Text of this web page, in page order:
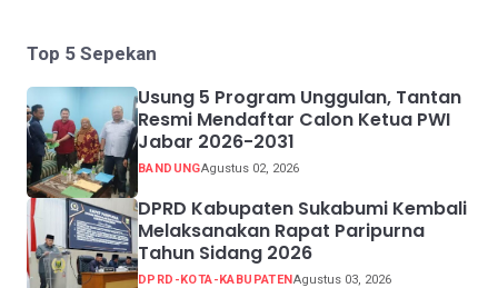
Top 5 Sepekan
Usung 5 Program Unggulan, Tantan
Resmi Mendaftar Calon Ketua PWI
Jabar 2026-2031
BANDUNGAgustus 02, 2026
DPRD Kabupaten Sukabumi Kembali
Melaksanakan Rapat Paripurna
Tahun Sidang 2026
DPRD-KOTA-KABUPATENAgustus 03, 2026